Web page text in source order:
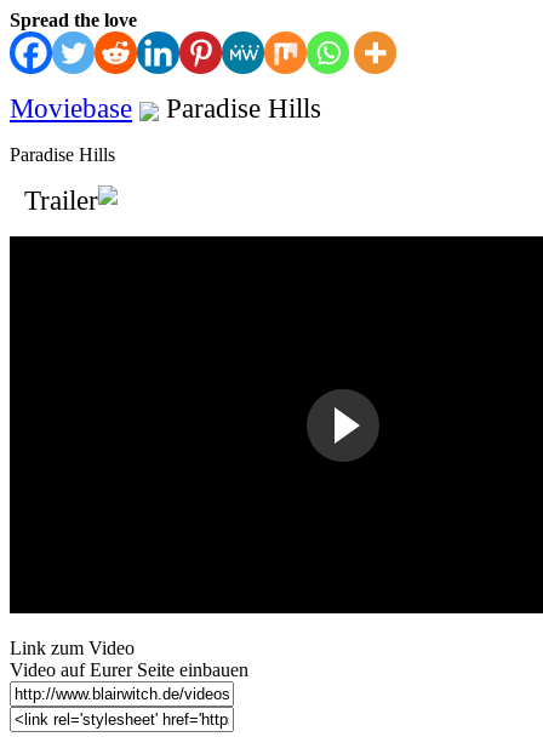
Spread the love
Moviebase Paradise Hills
Paradise Hills
Trailer
Link zum Video
Video auf Eurer Seite einbauen